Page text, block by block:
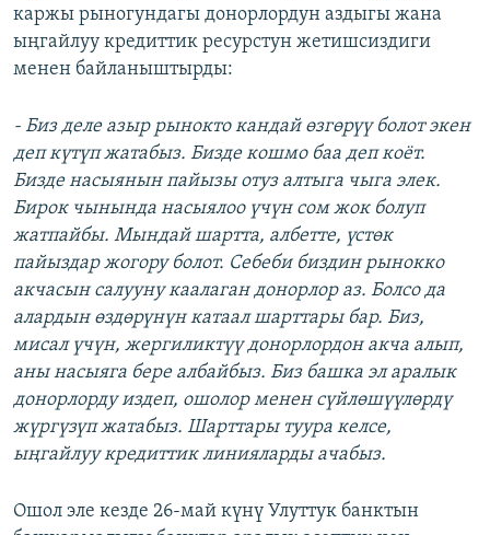
каржы рыногундагы донорлордун аздыгы жана
ыңгайлуу кредиттик ресурстун жетишсиздиги
менен байланыштырды:
- Биз деле азыр рынокто кандай өзгөрүү болот экен
деп күтүп жатабыз. Бизде кошмо баа деп коёт.
Бизде насыянын пайызы отуз алтыга чыга элек.
Бирок чынында насыялоо үчүн сом жок болуп
жатпайбы. Мындай шартта, албетте, үстөк
пайыздар жогору болот. Себеби биздин рынокко
акчасын салууну каалаган донорлор аз. Болсо да
алардын өздөрүнүн катаал шарттары бар. Биз,
мисал үчүн, жергиликтүү донорлордон акча алып,
аны насыяга бере албайбыз. Биз башка эл аралык
донорлорду издеп, ошолор менен сүйлөшүүлөрдү
жүргүзүп жатабыз. Шарттары туура келсе,
ыңгайлуу кредиттик линияларды ачабыз.
Ошол эле кезде 26-май күнү Улуттук банктын